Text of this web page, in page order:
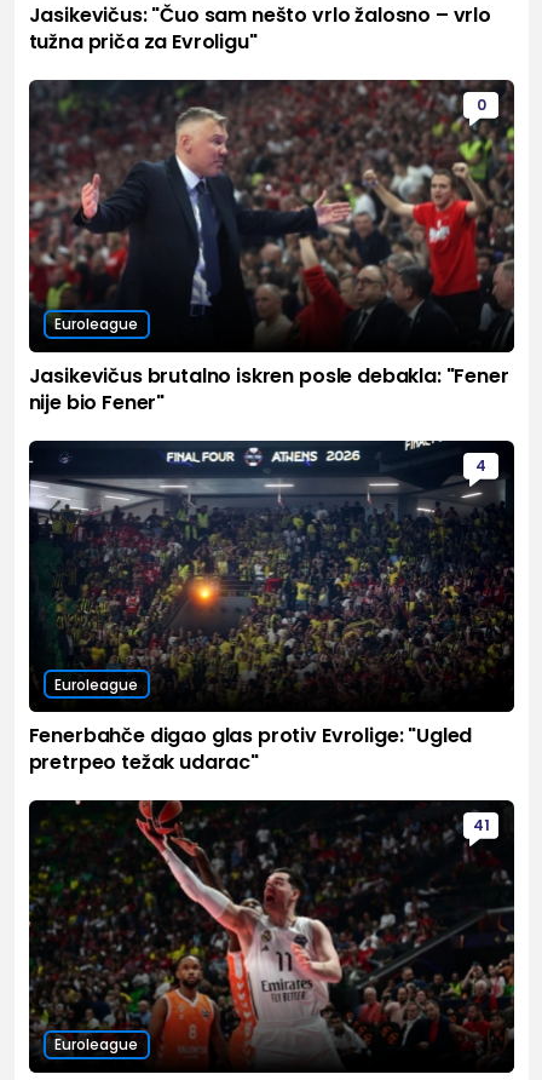
Jasikevičus: "Čuo sam nešto vrlo žalosno – vrlo
tužna priča za Evroligu"
0
Euroleague
Jasikevičus brutalno iskren posle debakla: "Fener
nije bio Fener"
4
Euroleague
Fenerbahče digao glas protiv Evrolige: "Ugled
pretrpeo težak udarac"
41
Euroleague